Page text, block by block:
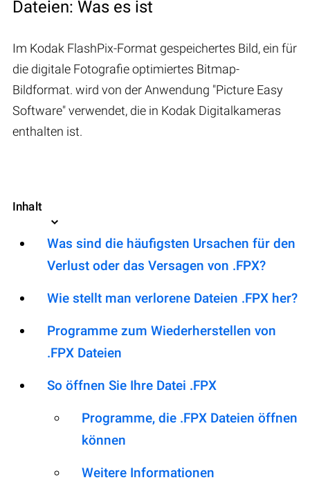
Dateien: Was es ist
Im Kodak FlashPix-Format gespeichertes Bild, ein für
die digitale Fotografie optimiertes Bitmap-
Bildformat. wird von der Anwendung "Picture Easy
Software" verwendet, die in Kodak Digitalkameras
enthalten ist.
Inhalt
Was sind die häufigsten Ursachen für den
Verlust oder das Versagen von .FPX?
Wie stellt man verlorene Dateien .FPX her?
Programme zum Wiederherstellen von
.FPX Dateien
So öffnen Sie Ihre Datei .FPX
Programme, die .FPX Dateien öffnen
können
Weitere Informationen